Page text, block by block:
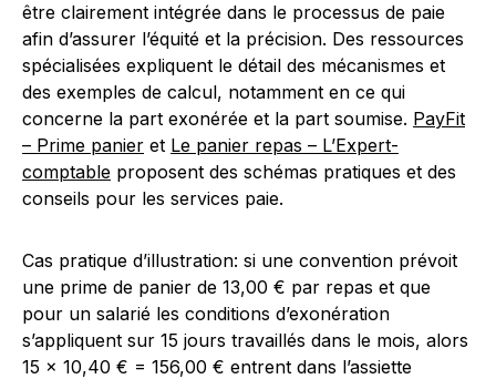
être clairement intégrée dans le processus de paie
afin d’assurer l’équité et la précision. Des ressources
spécialisées expliquent le détail des mécanismes et
des exemples de calcul, notamment en ce qui
concerne la part exonérée et la part soumise. PayFit
– Prime panier et Le panier repas – L’Expert-
comptable proposent des schémas pratiques et des
conseils pour les services paie.
Cas pratique d’illustration: si une convention prévoit
une prime de panier de 13,00 € par repas et que
pour un salarié les conditions d’exonération
s’appliquent sur 15 jours travaillés dans le mois, alors
15 × 10,40 € = 156,00 € entrent dans l’assiette